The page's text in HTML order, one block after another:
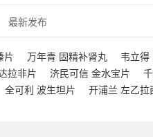
最新发布
片 万年青 固精补肾丸 韦立得
拉非片 济民可信 金水宝片
全可利 波生坦片 开浦兰 左乙拉